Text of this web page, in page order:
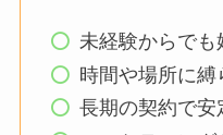
未経験からでも
時間や場所に縛
長期の契約で安